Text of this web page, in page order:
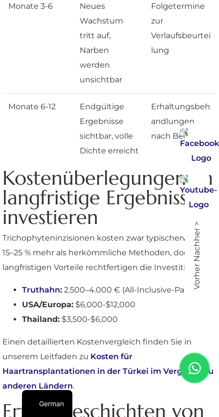
Monate 3-6
Neues
Wachstum
tritt auf,
Narben
werden
unsichtbar
Folgetermine
zur
Verlaufsbeurtei
lung
Monate 6-12
Endgültige
Ergebnisse
sichtbar, volle
Dichte erreicht
Erhaltungsbeh
andlungen
nach Bedarf
Kostenüberlegungen: In
langfristige Ergebnisse
investieren
Trichophyteninzisionen kosten zwar typischerweise
15–25 % mehr als herkömmliche Methoden, doch die
langfristigen Vorteile rechtfertigen die Investition:
Truthahn: 2.500–4.000 € (All-Inclusive-Pakete)
USA/Europa: $6,000-$12,000
Thailand: $3,500-$6,000
Einen detaillierten Kostenvergleich finden Sie in
unserem Leitfaden zu Kosten für
Haartransplantationen in der Türkei im Vergleich zu
anderen Ländern.
Erfolgsgeschichten von
Vorher Nachher >
German